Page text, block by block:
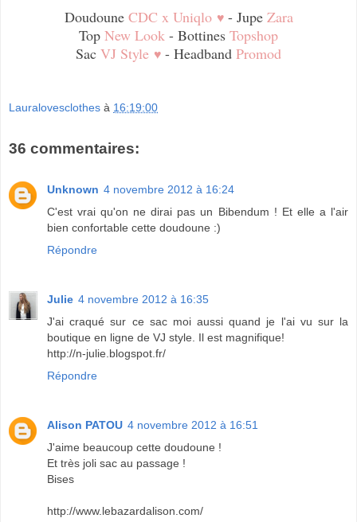
Doudoune CDC x Uniqlo ♥ - Jupe Zara
Top New Look - Bottines Topshop
Sac VJ Style ♥ - Headband Promod
Lauralovesclothes à 16:19:00
36 commentaires:
Unknown 4 novembre 2012 à 16:24
C'est vrai qu'on ne dirai pas un Bibendum ! Et elle a l'air
bien confortable cette doudoune :)
Répondre
Julie 4 novembre 2012 à 16:35
J'ai craqué sur ce sac moi aussi quand je l'ai vu sur la
boutique en ligne de VJ style. Il est magnifique!
http://n-julie.blogspot.fr/
Répondre
Alison PATOU 4 novembre 2012 à 16:51
J'aime beaucoup cette doudoune !
Et très joli sac au passage !
Bises
http://www.lebazardalison.com/